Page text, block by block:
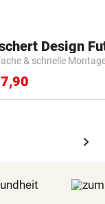
& schnelle
chevron_right